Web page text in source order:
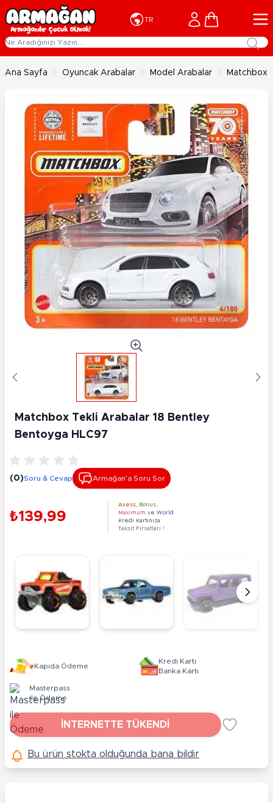
İçeriğe geç
TR Cart
Ana Sayfa > Oyuncak Arabalar > Model Arabalar > Matchbox
Matchbox Tekli Arabalar 18 Bentley
Bentoyga HLC97
(0)Soru & Cevap Armağan’a Soru Sor
₺139,99
Axess Bonus
Maximum ve World
Kredi Kartınıza
Taksit Fırsatları !
Kapıda Ödeme
Kredi Kartı
Banka Kartı
Masterpass
ile Ödeme
İNTERNETTE TÜKENDİ
Bu ürün stokta olduğunda bana bildir